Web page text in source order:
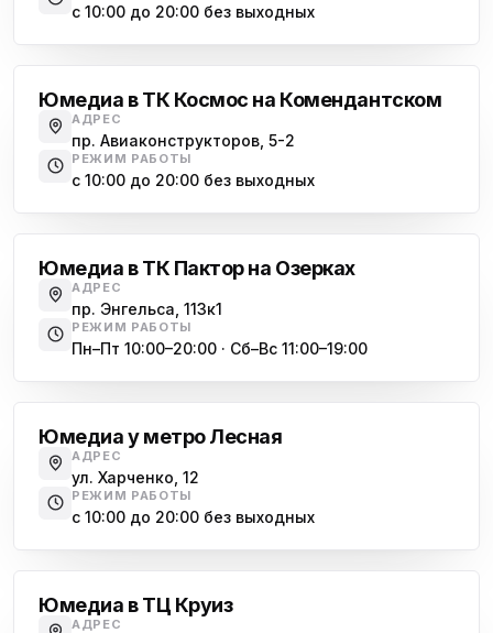
с 10:00 до 20:00 без выходных
Юмедиа в ТК Космос на Комендантском
АДРЕС
пр. Авиаконструкторов, 5-2
РЕЖИМ РАБОТЫ
с 10:00 до 20:00 без выходных
Юмедиа в ТК Пактор на Озерках
АДРЕС
пр. Энгельса, 113к1
РЕЖИМ РАБОТЫ
Пн–Пт 10:00–20:00 · Сб–Вс 11:00–19:00
Юмедиа у метро Лесная
АДРЕС
ул. Харченко, 12
РЕЖИМ РАБОТЫ
с 10:00 до 20:00 без выходных
Юмедиа в ТЦ Круиз
АДРЕС